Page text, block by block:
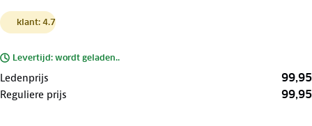
klant: 4.7
Levertijd: wordt geladen..
Ledenprijs 99,95
Reguliere prijs 99,95